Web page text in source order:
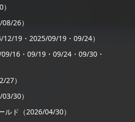
26）
19・2025/09/19・09/24）
16・09/19・09/24・09/30・
27）
30）
ルド（2026/04/30）